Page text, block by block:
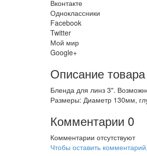
Вконтакте
Одноклассники
Facebook
Twitter
Мой мир
Google+
Описание товара
Бленда для линз 3".
Размеры: Диаметр 130мм,
Комментарии 0
Комментарии отсутствуют
Чтобы оставить